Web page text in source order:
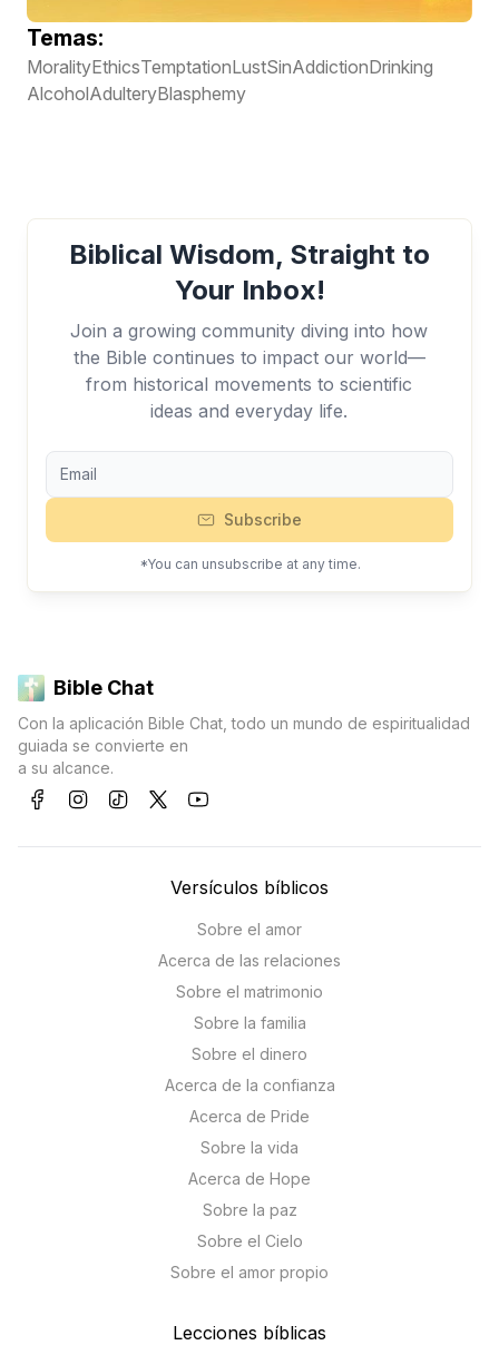
Temas:
MoralityEthicsTemptationLustSinAddictionDrinking
AlcoholAdulteryBlasphemy
Biblical Wisdom, Straight to
Your Inbox!
Join a growing community diving into how
the Bible continues to impact our world—
from historical movements to scientific
ideas and everyday life.
Subscribe
*You can unsubscribe at any time.
Bible Chat
Con la aplicación Bible Chat, todo un mundo de espiritualidad
guiada se convierte en
a su alcance.
Versículos bíblicos
Sobre el amor
Acerca de las relaciones
Sobre el matrimonio
Sobre la familia
Sobre el dinero
Acerca de la confianza
Acerca de Pride
Sobre la vida
Acerca de Hope
Sobre la paz
Sobre el Cielo
Sobre el amor propio
Lecciones bíblicas